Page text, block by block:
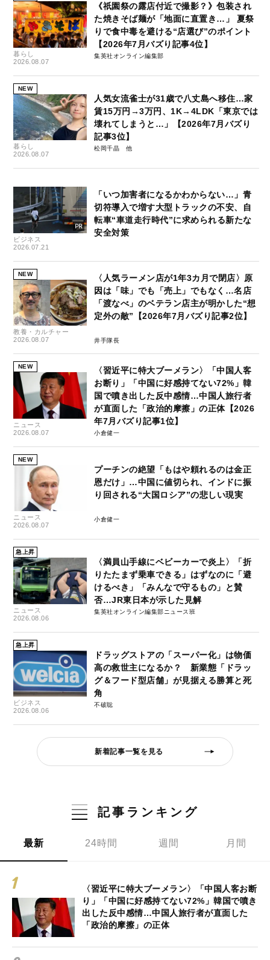
暮らし
2026.08.07
《祇園祭の露店付近で撮影？》包装され
た焼きそば麺が「地面に直置き…」 夏祭
りで食中毒を避ける“店選び”のポイント
【2026年7月バズり記事4位】
集英社オンライン編集部
NEW
暮らし
2026.08.07
人気女流雀士が31歳で八丈島へ移住…家
賃15万円→3万円、1K→4LDK「東京では
壊れてしまうと…」【2026年7月バズり
記事3位】
松岡千晶
ビジネス
2026.07.21
「いつ加害者になるかわからない…」青
切符導入で増す大型トラックの不安、自
転車“車道走行時代”に求められる新たな
安全対策
NEW
教養・カルチャー
2026.08.07
〈人気ラーメン店が1年3カ月で閉店〉原
因は「味」でも「売上」でもなく…名店
「渡なべ」のベテラン店主が明かした“想
定外の敵”【2026年7月バズり記事2位】
井手隊長
NEW
ニュース
2026.08.07
〈習近平に特大ブーメラン〉「中国人客
お断り」「中国に好感持てない72%」韓
国で噴き出した反中感情…中国人旅行者
が直面した「政治的摩擦」の正体【2026
年7月バズり記事1位】
小倉健一
NEW
ニュース
2026.08.07
プーチンの絶望「もはや頼れるのは金正
恩だけ」…中国に値切られ、インドに振
り回される“大国ロシア”の悲しい現実
小倉健一
急上昇
ニュース
2026.08.06
〈満員山手線にベビーカーで炎上〉「折
りたたまず乗車できる」はずなのに「避
けるべき」「みんなで守るもの」と賛
否…JR東日本が示した見解
集英社オンライン編集部ニュース班
急上昇
ビジネス
2026.08.06
ドラッグストアの「スーパー化」は物価
高の救世主になるか？ 新業態「ドラッ
グ＆フード型店舗」が見据える勝算と死
角
不破聡
新着記事一覧を見る
記事ランキング
最新 24時間 週間 月間
〈習近平に特大ブーメラン〉「中国人客お断
り」「中国に好感持てない72%」韓国で噴き
出した反中感情…中国人旅行者が直面した
「政治的摩擦」の正体